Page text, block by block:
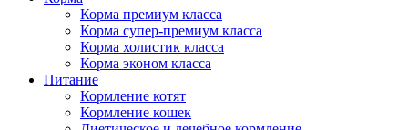
Корма премиум класса
Корма супер-премиум класса
Корма холистик класса
Корма эконом класса
Питание
Кормление котят
Кормление кошек